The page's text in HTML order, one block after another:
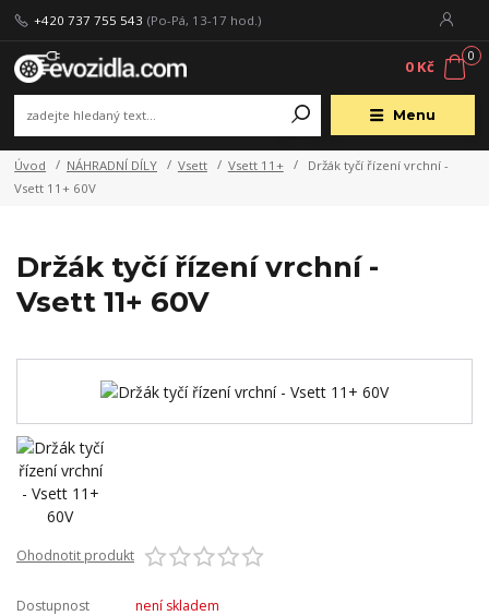
Menu
+420 737 755 543 (Po-Pá, 13-17 hod.)
0
0 Kč
Úvod NÁHRADNÍ DÍLY Vsett Vsett 11+
Držák tyčí řízení vrchní -
Vsett 11+ 60V
Držák tyčí řízení vrchní -
Vsett 11+ 60V
Ohodnotit produkt
Dostupnost není skladem